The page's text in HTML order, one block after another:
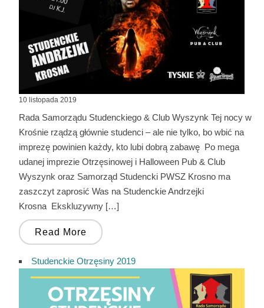
10 listopada 2019
Rada Samorządu Studenckiego & Club Wyszynk Tej nocy w
Krośnie rządzą głównie studenci – ale nie tylko, bo wbić na
imprezę powinien każdy, kto lubi dobrą zabawę Po mega
udanej imprezie Otrzęsinowej i Halloween Pub & Club
Wyszynk oraz Samorząd Studencki PWSZ Krosno ma
zaszczyt zaprosić Was na Studenckie Andrzejki
Krosna Ekskluzywny […]
Read More
Studenckie Otrzęsiny 2019